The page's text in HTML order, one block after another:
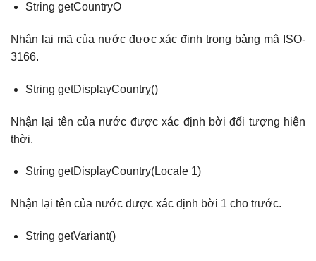
String getCountryO
Nhận lại mã của nước được xác định trong bảng mâ ISO-
3166.
String getDisplayCountrỵ()
Nhận lại tên của nước được xác định bời đối tượng hiện
thời.
String getDisplayCountry(Locale 1)
Nhận lại tên của nước được xác định bời 1 cho trước.
String getVariant()